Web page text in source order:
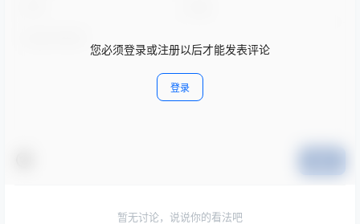
您必须登录或注册以后才能发表评论
登录
暂无讨论，说说你的看法吧